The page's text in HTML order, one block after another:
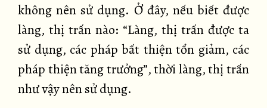
không nên sử dụng. Ở đây, nếu biết được
làng, thị trấn nào: “Làng, thị trấn được ta
sử dụng, các pháp bất thiện tổn giảm, các
pháp thiện tăng trưởng”, thời làng, thị trấn
như vậy nên sử dụng.